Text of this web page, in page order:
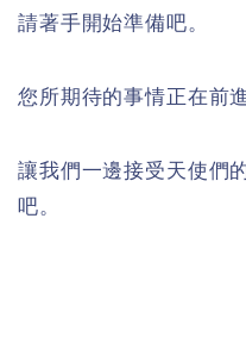
請著手開始準備吧。
您所期待的事情正在前進
讓我們一邊接受天使們
吧。